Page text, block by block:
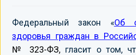
Федеральный закон «Об
здоровья граждан в
№ 323-ФЗ, гласит о том,